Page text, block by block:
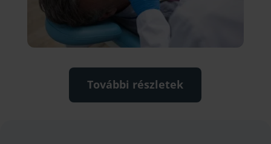
További részletek